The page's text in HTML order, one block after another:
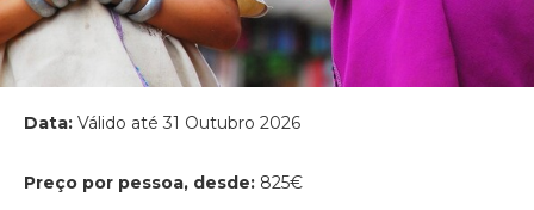
Data: Válido até 31 Outubro 2026
Preço por pessoa, desde: 825€